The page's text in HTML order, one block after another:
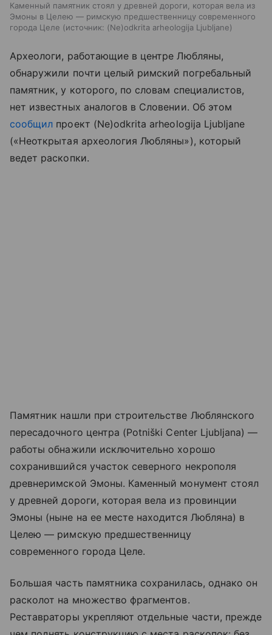
Каменный памятник стоял у древней дороги, которая вела из
Эмоны в Целею — римскую предшественницу современного
города Целе
источник: (Ne)odkrita arheologija Ljubljane
Археологи, работающие в центре Любляны,
обнаружили почти целый римский погребальный
памятник, у которого, по словам специалистов,
нет известных аналогов в Словении. Об этом
сообщил проект (Ne)odkrita arheologija Ljubljane
(«Неоткрытая археология Любляны»), который
ведет раскопки.
Памятник нашли при строительстве Люблянского
пересадочного центра (Potniški Center Ljubljana) —
работы обнажили исключительно хорошо
сохранившийся участок северного некрополя
древнеримской Эмоны. Каменный монумент стоял
у древней дороги, которая вела из провинции
Эмоны (ныне на ее месте находится Любляна) в
Целею — римскую предшественницу
современного города Целе.
Большая часть памятника сохранилась, однако он
расколот на множество фрагментов.
Реставраторы укрепляют отдельные части, прежде